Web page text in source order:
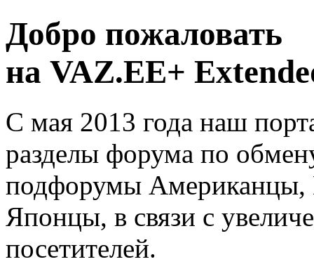
Добро пожаловать
на VAZ.EE+
С мая 2013 года наш
разделы форума по
подфорумы
Японцы, в связи с
посетителей.